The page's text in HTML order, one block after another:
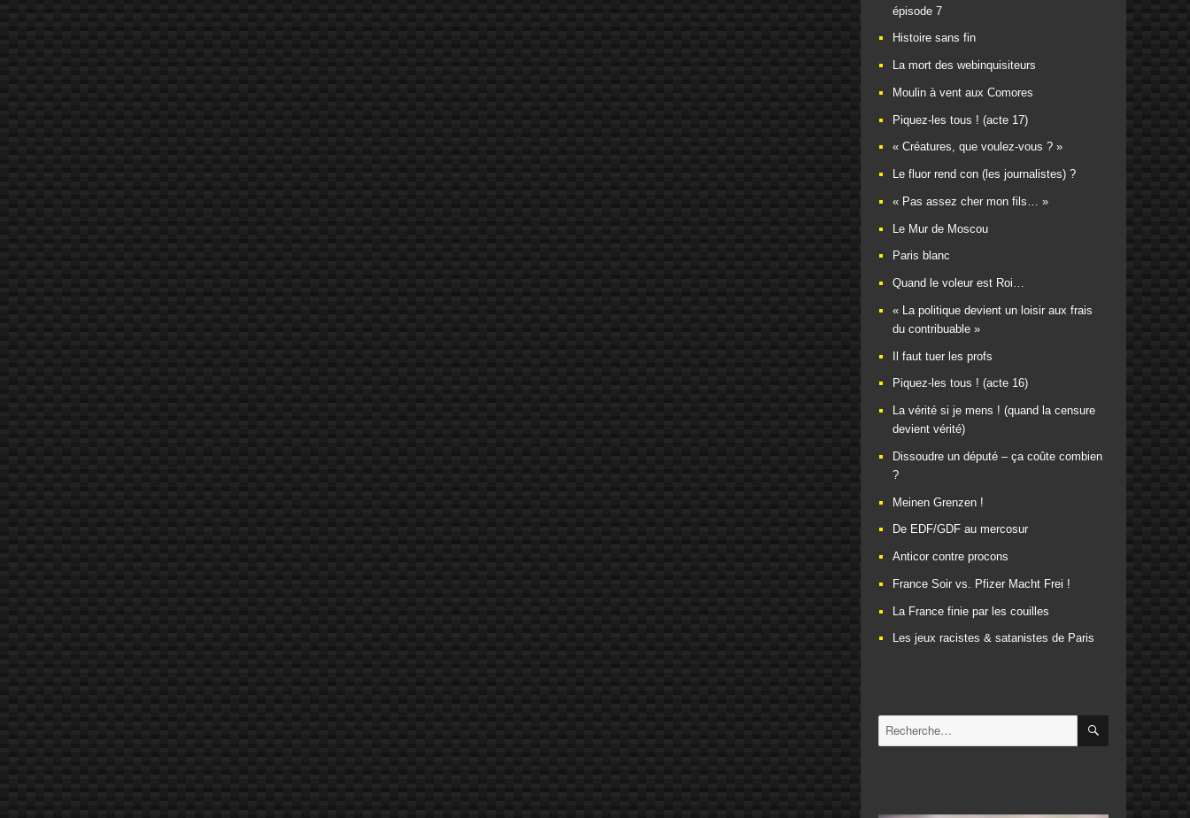
épisode 7
Histoire sans fin
La mort des webinquisiteurs
Moulin à vent aux Comores
Piquez-les tous ! (acte 17)
« Créatures, que voulez-vous ? »
Le fluor rend con (les journalistes) ?
« Pas assez cher mon fils… »
Le Mur de Moscou
Paris blanc
Quand le voleur est Roi…
« La politique devient un loisir aux frais
du contribuable »
Il faut tuer les profs
Piquez-les tous ! (acte 16)
La vérité si je mens ! (quand la censure
devient vérité)
Dissoudre un député – ça coûte combien
?
Meinen Grenzen !
De EDF/GDF au mercosur
Anticor contre procons
France Soir vs. Pfizer Macht Frei !
La France finie par les couilles
Les jeux racistes & satanistes de Paris
Recherche
pour
RECHERCHE